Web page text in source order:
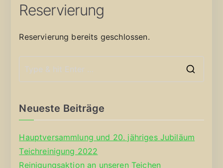
Reservierung
Reservierung bereits geschlossen.
Neueste Beiträge
Hauptversammlung und 20. jähriges Jubiläum
Teichreinigung 2022
Reinigungsaktion an unseren Teichen